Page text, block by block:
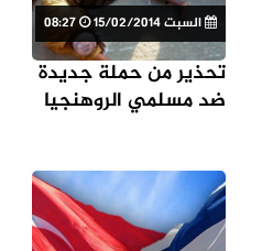
السبت 15/02/2014 08:27
تحذير من حملة جديدة
ضد مسلمي الروهنجيا